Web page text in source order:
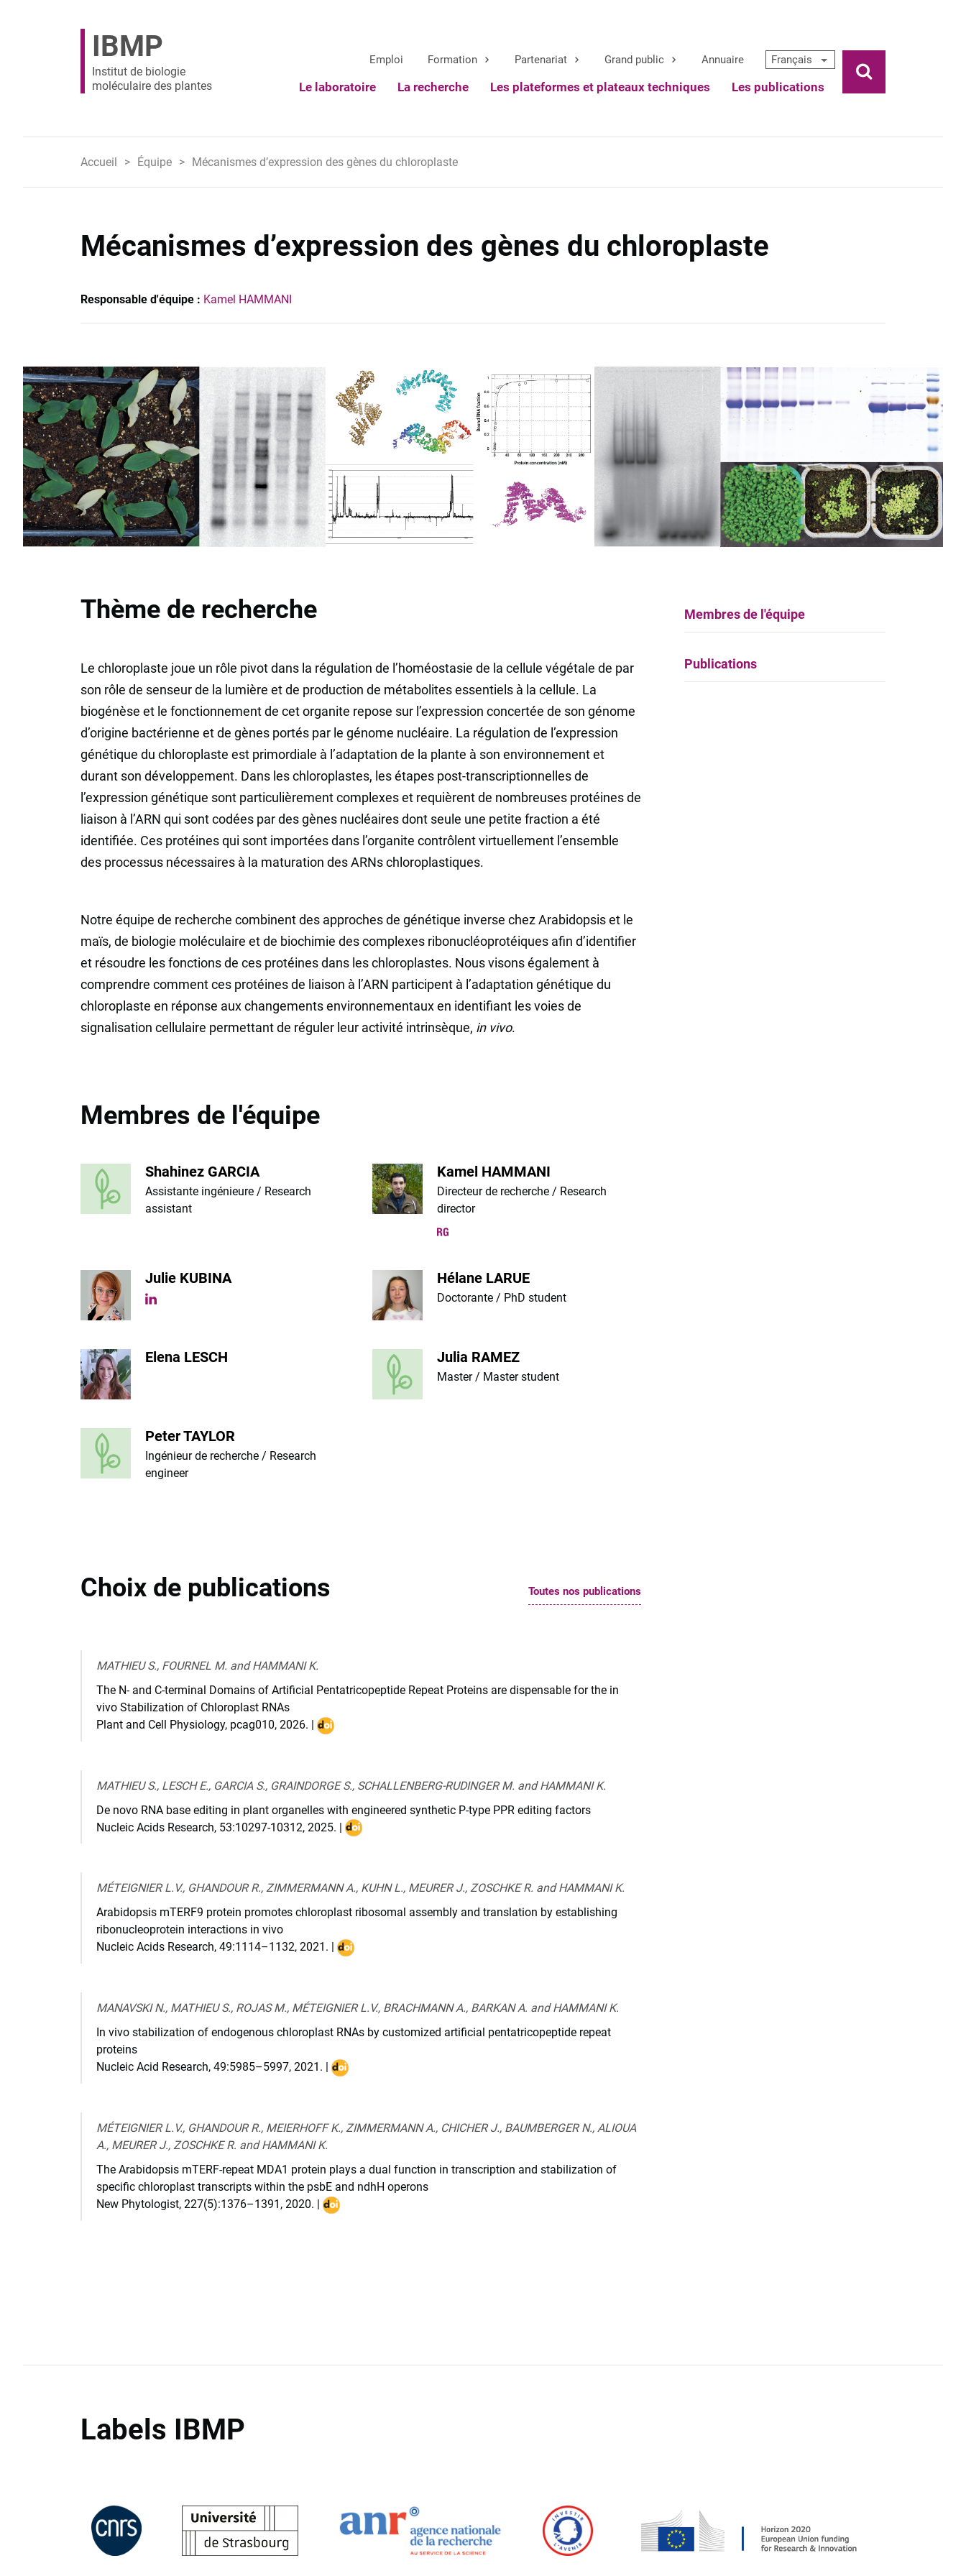
IBMP
Institut de biologie
moléculaire des plantes
Emploi Formation Partenariat Grand public Annuaire Français
Le laboratoire La recherche Les plateformes et plateaux techniques Les publications
Ouvrir la
Accueil Équipe Mécanismes d’expression des gènes du chloroplaste
Mécanismes d’expression des gènes du chloroplaste
Responsable d'équipe : Kamel HAMMANI
Thème de recherche
Le chloroplaste joue un rôle pivot dans la régulation de l’homéostasie de la cellule végétale de par
son rôle de senseur de la lumière et de production de métabolites essentiels à la cellule. La
biogénèse et le fonctionnement de cet organite repose sur l’expression concertée de son génome
d’origine bactérienne et de gènes portés par le génome nucléaire. La régulation de l’expression
génétique du chloroplaste est primordiale à l’adaptation de la plante à son environnement et
durant son développement. Dans les chloroplastes, les étapes post-transcriptionnelles de
l’expression génétique sont particulièrement complexes et requièrent de nombreuses protéines de
liaison à l’ARN qui sont codées par des gènes nucléaires dont seule une petite fraction a été
identifiée. Ces protéines qui sont importées dans l’organite contrôlent virtuellement l’ensemble
des processus nécessaires à la maturation des ARNs chloroplastiques.
Notre équipe de recherche combinent des approches de génétique inverse chez Arabidopsis et le
maïs, de biologie moléculaire et de biochimie des complexes ribonucléoprotéiques afin d’identifier
et résoudre les fonctions de ces protéines dans les chloroplastes. Nous visons également à
comprendre comment ces protéines de liaison à l’ARN participent à l’adaptation génétique du
chloroplaste en réponse aux changements environnementaux en identifiant les voies de
signalisation cellulaire permettant de réguler leur activité intrinsèque, in vivo.
Membres de l'équipe
Shahinez GARCIA
Assistante ingénieure / Research
assistant
Kamel HAMMANI
Directeur de recherche / Research
director
Julie KUBINA Hélane LARUE
Doctorante / PhD student
Elena LESCH Julia RAMEZ
Master / Master student
Peter TAYLOR
Ingénieur de recherche / Research
engineer
Choix de publications Toutes nos publications
MATHIEU S., FOURNEL M. and HAMMANI K.
The N- and C-terminal Domains of Artificial Pentatricopeptide Repeat Proteins are dispensable for the in
vivo Stabilization of Chloroplast RNAs
Plant and Cell Physiology, pcag010, 2026. | DOI
MATHIEU S., LESCH E., GARCIA S., GRAINDORGE S., SCHALLENBERG-RUDINGER M. and HAMMANI K.
De novo RNA base editing in plant organelles with engineered synthetic P-type PPR editing factors
Nucleic Acids Research, 53:10297-10312, 2025. | DOI
MÉTEIGNIER L.V., GHANDOUR R., ZIMMERMANN A., KUHN L., MEURER J., ZOSCHKE R. and HAMMANI K.
Arabidopsis mTERF9 protein promotes chloroplast ribosomal assembly and translation by establishing
ribonucleoprotein interactions in vivo
Nucleic Acids Research, 49:1114–1132, 2021 . | DOI
MANAVSKI N., MATHIEU S., ROJAS M., MÉTEIGNIER L.V., BRACHMANN A., BARKAN A. and HAMMANI K.
In vivo stabilization of endogenous chloroplast RNAs by customized artificial pentatricopeptide repeat
proteins
Nucleic Acid Research, 49:5985–5997, 2021 . | DOI
MÉTEIGNIER L.V., GHANDOUR R., MEIERHOFF K., ZIMMERMANN A., CHICHER J., BAUMBERGER N., ALIOUA
A., MEURER J., ZOSCHKE R. and HAMMANI K.
The Arabidopsis mTERF-repeat MDA1 protein plays a dual function in transcription and stabilization of
specific chloroplast transcripts within the psbE and ndhH operons
New Phytologist, 227(5):1376–1391 , 2020. | DOI
Membres de l'équipe
Publications
Labels IBMP